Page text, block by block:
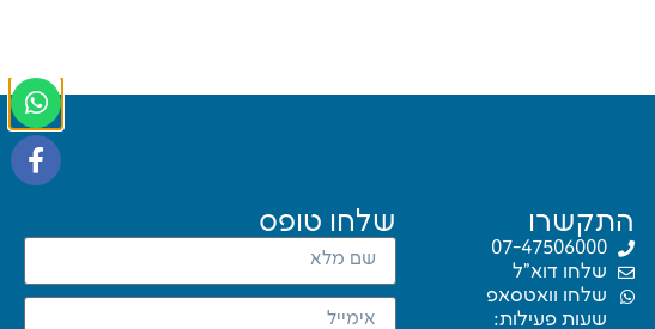
התקשרו
07-47506000
שלחו דוא"ל
שלחו וואטסאפ
שעות פעילות:
שלחו טופס